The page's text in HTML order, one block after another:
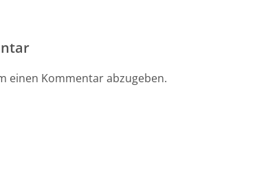
einen Kommentar abzugeben.